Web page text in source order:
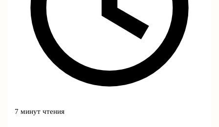
7 минут чтения